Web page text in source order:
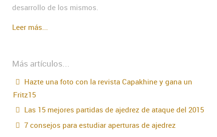
desarrollo de los mismos.
Leer más...
Más artículos...
Hazte una foto con la revista Capakhine y gana un
Fritz15
Las 15 mejores partidas de ajedrez de ataque del 2015
7 consejos para estudiar aperturas de ajedrez